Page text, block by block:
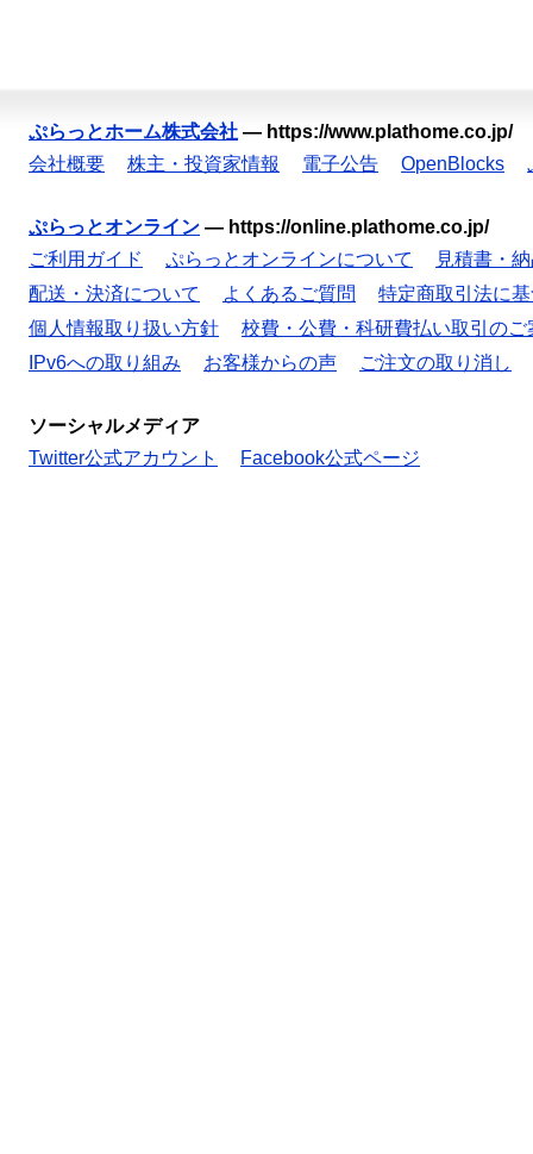
ぷらっとホーム株式会社 — https://www.plathome.co.jp/
会社概要
株主・投資家情報 電子公告 OpenBlocks
ぷらっとオンライン — https://online.plathome.co.jp/
ご利用ガイド
ぷらっとオンラインについて
見積書・
配送・決済について
よくあるご質問
特定商取引法に
個人情報取り扱い方針
校費・公費・科研費払い取引のご
IPv6への取り組み
お客様からの声 ご注文の取り消し
ソーシャルメディア
Twitter公式アカウント
Facebook公式ページ